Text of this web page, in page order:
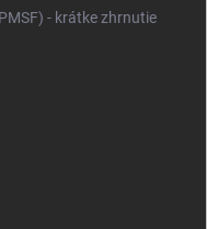
- krátke zhrnutie